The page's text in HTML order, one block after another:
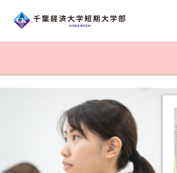
学校情報
ビジネスライフ学科